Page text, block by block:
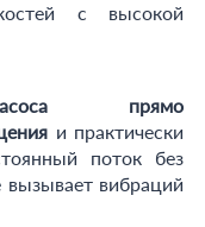
с высокой
прямо
и практически
поток без
вызывает вибраций